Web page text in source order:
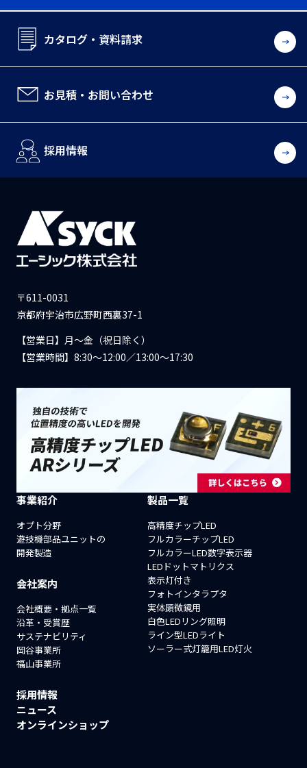
カタログ・資料請求
お見積・お問い合わせ
採用情報
〒611-0031
京都府宇治市広野町西裏37-1
【営業日】月〜金（祝日除く）
【営業時間】8:30〜12:00／13:00〜17:30
事業紹介
オプト分野
遊技機部品ユニットの
開発製造
製品一覧
高精度チップLED
フルカラーチップLED
フルカラーLED数字表示器
LEDドットマトリクス
表示灯付き
フォトインタラプタ
実体顕微鏡用
白色LEDリング照明
ライン型LEDライト
ソーラー式灯籠用LED灯火
会社案内
会社概要・拠点一覧
沿革・受賞歴
サステナビリティ
岡谷事業所
福山事業所
採用情報
ニュース
オンラインショップ